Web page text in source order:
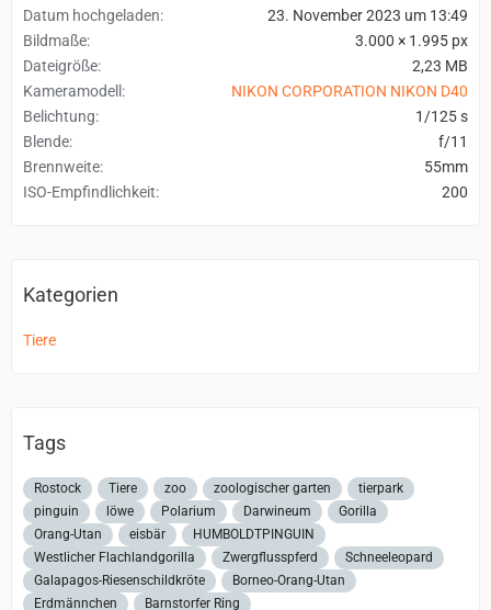
Datum hochgeladen
23. November 2023 um 13:49
Bildmaße
3.000 × 1.995 px
Dateigröße
2,23 MB
Kameramodell
NIKON CORPORATION NIKON D40
Belichtung
1/125 s
Blende
f/11
Brennweite
55mm
ISO-Empfindlichkeit
200
Kategorien
Tiere
Tags
Rostock Tiere zoo zoologischer garten
tierpark
pinguin
löwe Polarium Darwineum
Gorilla
Orang-Utan
eisbär
HUMBOLDTPINGUIN
Westlicher Flachlandgorilla
Zwergflusspferd
Schneeleopard
Galapagos-Riesenschildkröte
Borneo-Orang-Utan
Erdmännchen
Barnstorfer Ring